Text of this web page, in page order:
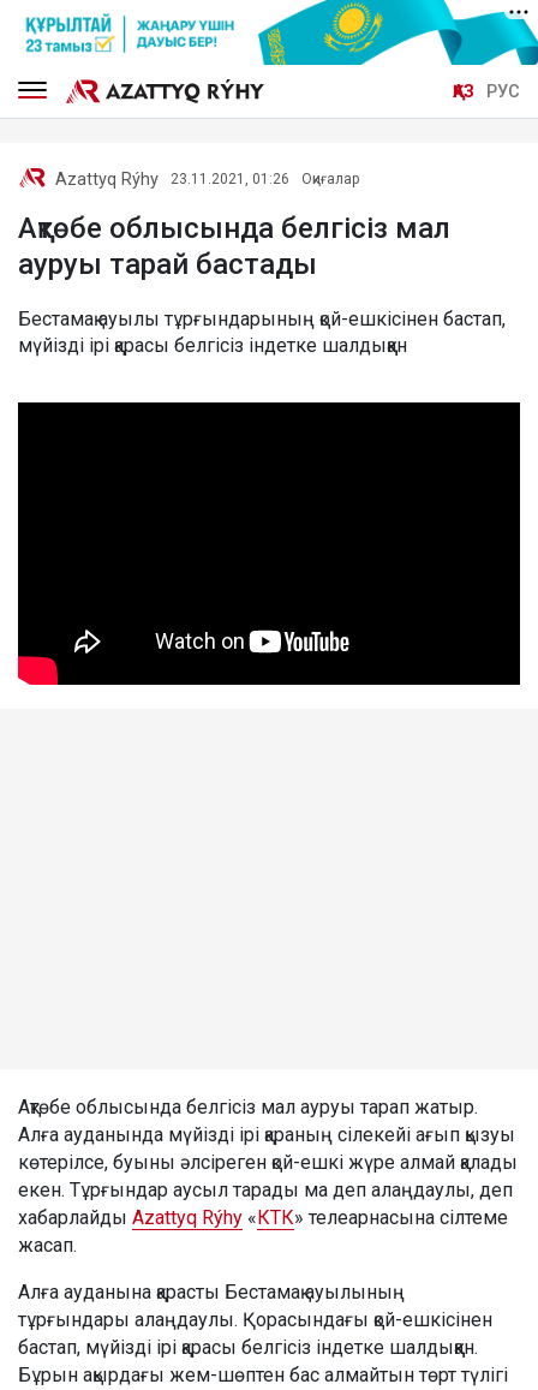
ҚАЗ РУС
Azattyq Rýhy 23.11.2021, 01:26 Оқиғалар
Ақтөбе облысында белгісіз мал
ауруы тарай бастады
Бестамақ ауылы тұрғындарының қой-ешкісінен бастап,
мүйізді ірі қарасы белгісіз індетке шалдыққан
Ақтөбе облысында белгісіз мал ауруы тарап жатыр.
Алға ауданында мүйізді ірі қараның сілекейі ағып қызуы
көтерілсе, буыны әлсіреген қой-ешкі жүре алмай қалады
екен. Тұрғындар аусыл тарады ма деп алаңдаулы, деп
хабарлайды Azattyq Rýhy «КТК» телеарнасына сілтеме
жасап.
Алға ауданына қарасты Бестамақ ауылының
тұрғындары алаңдаулы. Қорасындағы қой-ешкісінен
бастап, мүйізді ірі қарасы белгісіз індетке шалдыққан.
Бұрын ақырдағы жем-шөптен бас алмайтын төрт түлігі